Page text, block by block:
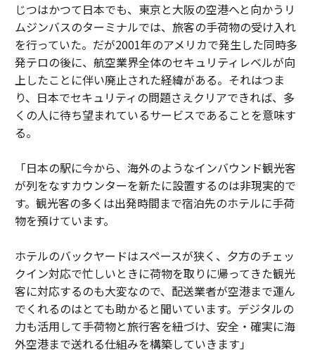
じつはかつて日本でも、東京と大阪の空港へと向かうリ
ムジンバスのターミナルでは、旅客の手荷物の受け入れ
を行っていた。だが2001年のアメリカで発生した同時多
発テロの後に、航空業界全体のセキュリティレベルが向
上したことに伴い廃止された経緯がある。それはつま
り、日本でセキュリティの問題さえクリアできれば、多
くの人に待ち望まれているサービスであることを意味す
る。
「日本の駅に今から、海外のようなインバウンド観光客
が列をなすカウンターを新たに設置するのは非現実的で
す。観光客の多くは出発時間まで宿泊先のホテルに手荷
物を預けています。
ホテルのバックヤードはスペースが狭く、夕方のチェッ
クイン対応で忙しいときに荷物を取りに帰ってきた観光
客に対応するのも大変なので、配送業者が空港まで運ん
でくれるのはとても助かると聞いています。デジタルの
力も活用して手荷物と旅行客を紐づけ、安全・確実に海
外空港まで送れる仕組みを構築していきます」